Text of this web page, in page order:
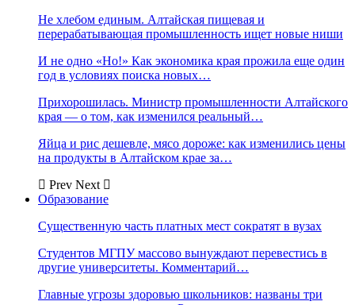
Не хлебом единым. Алтайская пищевая и
перерабатывающая промышленность ищет новые ниши
И не одно «Но!» Как экономика края прожила еще один
год в условиях поиска новых…
Прихорошилась. Министр промышленности Алтайского
края — о том, как изменился реальный…
Яйца и рис дешевле, мясо дороже: как изменились цены
на продукты в Алтайском крае за…
Prev Next
Образование
Существенную часть платных мест сократят в вузах
Студентов МГПУ массово вынуждают перевестись в
другие университеты. Комментарий…
Главные угрозы здоровью школьников: названы три